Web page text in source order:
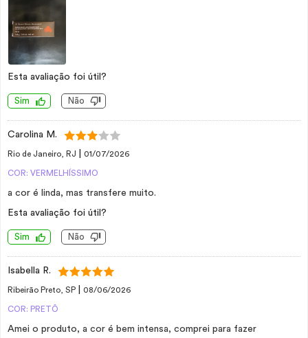
Esta avaliação foi útil?
Sim Não
Carolina M.
Rio de Janeiro, RJ 01/07/2026
COR: VERMELHÍSSIMO
a cor é linda, mas transfere muito.
Esta avaliação foi útil?
Sim Não
Isabella R.
Ribeirão Preto, SP 08/06/2026
COR: PRETÔ
Amei o produto, a cor é bem intensa, comprei para fazer